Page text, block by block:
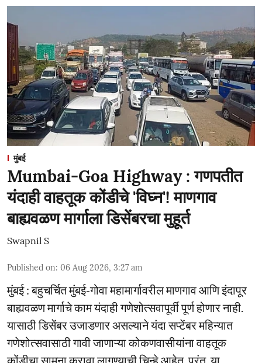
मुंबई
Mumbai-Goa Highway : गणपतीत
यंदाही वाहतूक कोंडीचे 'विघ्न'! माणगाव
बाह्यवळण मार्गाला डिसेंबरचा मुहूर्त
Swapnil S
Published on: 06 Aug 2026, 3:27 am
मुंबई : बहुचर्चित मुंबई-गोवा महामार्गावरील माणगाव आणि इंदापूर
बाह्यवळण मार्गाचे काम यंदाही गणेशोत्सवापूर्वी पूर्ण होणार नाही.
यासाठी डिसेंबर उजाडणार असल्याने यंदा सप्टेंबर महिन्यात
गणेशोत्सवासाठी गावी जाणाऱ्या कोकणवासीयांना वाहतूक
कोंडीचा सामना करावा लागण्याची चिन्हे आहेत. परंतु, या